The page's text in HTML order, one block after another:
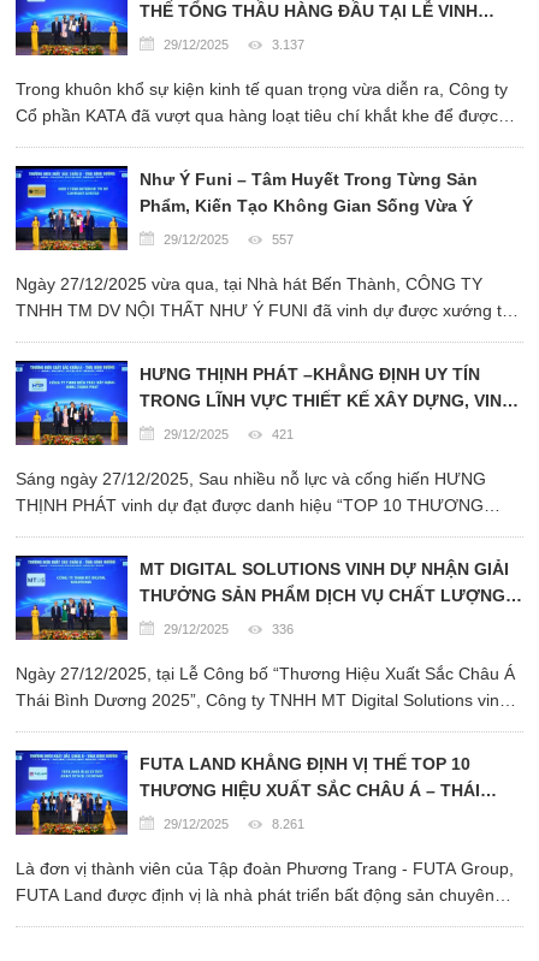
THẾ TỔNG THẦU HÀNG ĐẦU TẠI LỄ VINH
DANH THƯƠNG HIỆU XUẤT SẮC CHÂU Á -
29/12/2025 3.137
Trong khuôn khổ sự kiện kinh tế quan trọng vừa diễn ra, Công ty
Cổ phần KATA đã vượt qua hàng loạt tiêu chí khắt khe để được
Bình Dương" (Asia Pacific Excellent Brand). Đồng thời, doanh
nghiệp ...
Như Ý Funi – Tâm Huyết Trong Từng Sản
Phẩm, Kiến Tạo Không Gian Sống Vừa Ý
29/12/2025 557
Ngày 27/12/2025 vừa qua, tại Nhà hát Bến Thành, CÔNG TY
TNHH TM DV NỘI THẤT NHƯ Ý FUNI đã vinh dự được xướng tên
Dương”.
HƯNG THỊNH PHÁT –KHẲNG ĐỊNH UY TÍN
TRONG LĨNH VỰC THIẾT KẾ XÂY DỰNG, VINH
DỰ ĐẠT GIẢI TOP 10 THƯƠNG HIỆU XÂY
29/12/2025 421
Sáng ngày 27/12/2025, Sau nhiều nỗ lực và cống hiến HƯNG
THỊNH PHÁT vinh dự đạt được danh hiệu “TOP 10 THƯƠNG
Liên Hiệp Khoa Học Phát Triển Doanh Nghiệp Việt Nam trao tặng.
MT DIGITAL SOLUTIONS VINH DỰ NHẬN GIẢI
THƯỞNG SẢN PHẨM DỊCH VỤ CHẤT LƯỢNG
CHÂU Á THÁI BÌNH DƯƠNG 2025
29/12/2025 336
Ngày 27/12/2025, tại Lễ Công bố “Thương Hiệu Xuất Sắc Châu Á
Thái Bình Dương 2025”, Công ty TNHH MT Digital Solutions vinh
Bình Dương 2025”.
FUTA LAND KHẲNG ĐỊNH VỊ THẾ TOP 10
THƯƠNG HIỆU XUẤT SẮC CHÂU Á – THÁI
BÌNH DƯƠNG 2025
29/12/2025 8.261
Là đơn vị thành viên của Tập đoàn Phương Trang - FUTA Group,
FUTA Land được định vị là nhà phát triển bất động sản chuyên